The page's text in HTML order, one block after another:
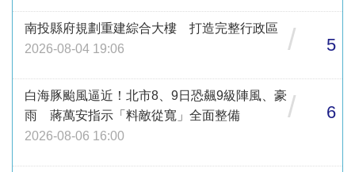
南投縣府規劃重建綜合大樓 打造完整行政區
2026-08-04 19:06
/ 5
白海豚颱風逼近！北市8、9日恐飆9級陣風、豪
雨 蔣萬安指示「料敵從寬」全面整備
2026-08-06 16:00
/ 6